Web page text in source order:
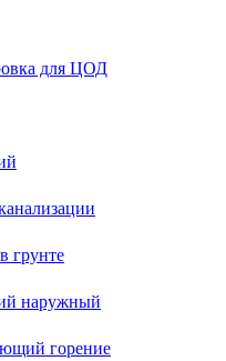
для ЦОД
грунте
наружный
горение